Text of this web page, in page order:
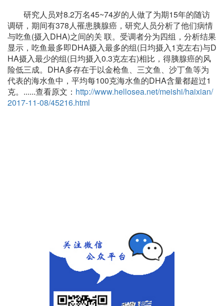
研究人员对8.2万名45~74岁的人做了为期15年的随访
调研，期间有378人罹患胰腺癌，研究人员分析了他们病情
与吃鱼(摄入DHA)之间的关 联。受调者分为四组，分析结果
显示，吃鱼最多即DHA摄入最多的组(日均摄入1克左右)与D
HA摄入最少的组(日均摄入0.3克左右)相比，得胰腺癌的风
险低三成。DHA多存在于以金枪鱼、三文鱼、沙丁鱼等为
代表的海水鱼中，平均每100克海水鱼的DHA含量都超过1
克。......查看原文： http://www.hellosea.net/meishi/haixian/
2017-11-08/45216.html